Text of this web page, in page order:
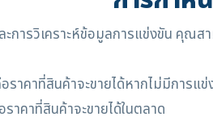
การวิเคราะห์ข้อมูลการแข่งขัน คุณ
าคาที่สินค้าจะขายได้หากไม่มีการแข่
าคาที่สินค้าจะขายได้ในตลาด